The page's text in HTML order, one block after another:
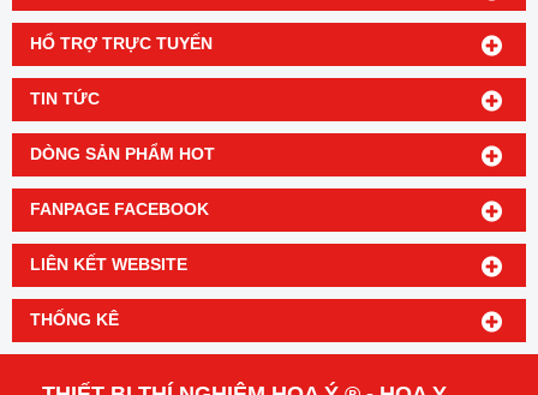
HỔ TRỢ TRỰC TUYẾN
TIN TỨC
DÒNG SẢN PHẨM HOT
FANPAGE FACEBOOK
LIÊN KẾT WEBSITE
THỐNG KÊ